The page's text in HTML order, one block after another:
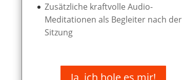
Zusätzliche kraftvolle Audio-
Meditationen als Begleiter nach der
Sitzung
Ja, ich hole es mir!